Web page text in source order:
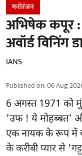
मनोरंजन
अभिषेक कपूर
अवॉर्ड विनिंग
IANS
Published on:06 Aug
6 अगस्त 1971 को
'उफ ! ये मोहब्बत'
एक नायक के रूप में
के करीबी प्यार से